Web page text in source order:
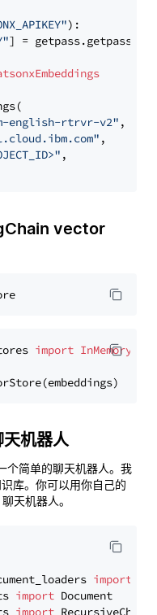
):
] = getpass.getpass(
english-rtrvr-v2" ,
,
,
vector
import
机器人
个简单的聊天机器人。我
库。你可以用你自己的
天机器人。
import
import
import